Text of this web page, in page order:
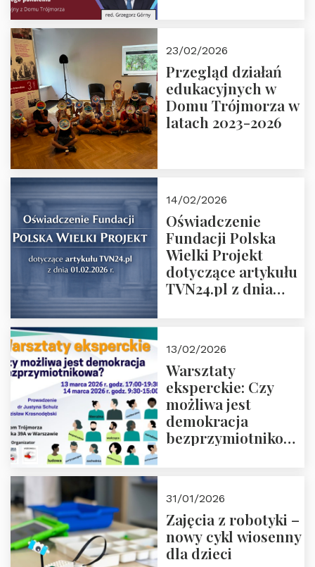
Rozmawiają red.
Grzegorz Górny i
prof. Michał
Łuczewski
23/02/2026
Przegląd działań
edukacyjnych w
Domu Trójmorza w
latach 2023-2026
14/02/2026
Oświadczenie
Fundacji Polska
Wielki Projekt
dotyczące artykułu
TVN24.pl z dnia
13/02/2026
Warsztaty
eksperckie: Czy
możliwa jest
demokracja
bezprzymiotnikowa?
31/01/2026
Zajęcia z robotyki –
nowy cykl wiosenny
dla dzieci